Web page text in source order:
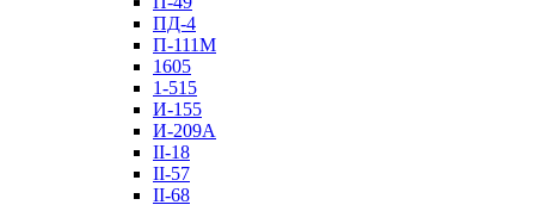
ПД-4
П-111М
1605
1-515
И-155
И-209А
II-18
II-57
II-68